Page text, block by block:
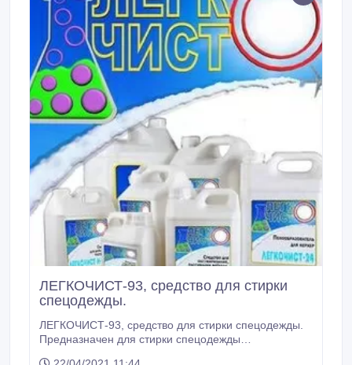
ЛЕГКОЧИСТ-93, средство для стирки
спецодежды.
ЛЕГКОЧИСТ-93, средство для стирки спецодежды.
Предназначен для стирки спецодежды